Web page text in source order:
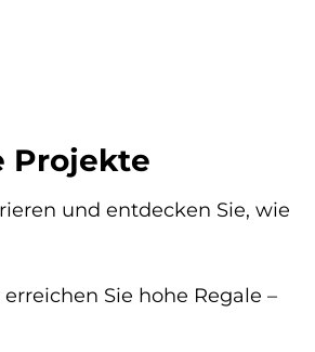
Projekte
und entdecken Sie, wie
Sie hohe Regale –